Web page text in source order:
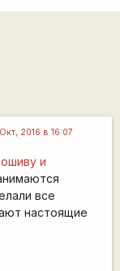
2016 в 16:07
и
все
настоящие